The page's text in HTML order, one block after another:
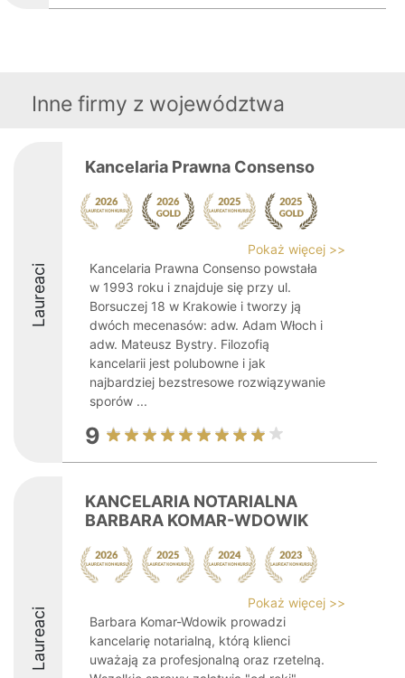
Inne firmy z województwa
Laureaci
Kancelaria Prawna Consenso
Pokaż więcej >>
Kancelaria Prawna Consenso powstała
w 1993 roku i znajduje się przy ul.
Borsuczej 18 w Krakowie i tworzy ją
dwóch mecenasów: adw. Adam Włoch i
adw. Mateusz Bystry. Filozofią
kancelarii jest polubowne i jak
najbardziej bezstresowe rozwiązywanie
sporów ...
9
Laureaci
KANCELARIA NOTARIALNA
BARBARA KOMAR-WDOWIK
Pokaż więcej >>
Barbara Komar-Wdowik prowadzi
kancelarię notarialną, którą klienci
uważają za profesjonalną oraz rzetelną.